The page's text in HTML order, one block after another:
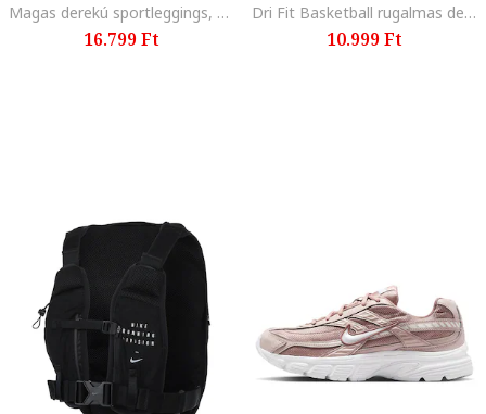
Magas derekú sportleggings, Fekete/Koptatott fekete
16.799 Ft
Dri Fit Basketball rugalmas derekú rövidnadrág, Fekete
10.999 Ft